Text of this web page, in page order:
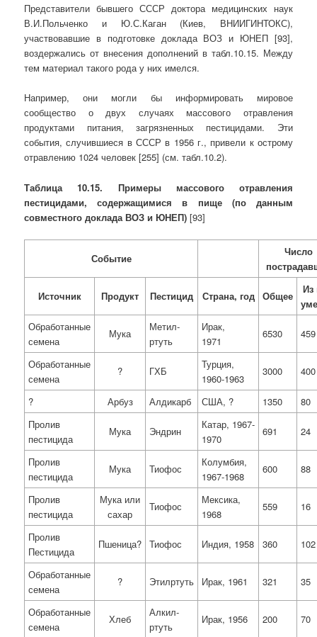
Представители бывшего СССР доктора медицинских наук
В.И.Польченко и Ю.С.Каган (Киев, ВНИИГИНТОКС),
участвовавшие в подготовке доклада ВОЗ и ЮНЕП [93],
воздержались от внесения дополнений в табл.10.15. Между
тем материал такого рода у них имелся.
Например, они могли бы информировать мировое
сообщество о двух случаях массового отравления
продуктами питания, загрязненных пестицидами. Эти
события, случившиеся в СССР в 1956 г., привели к острому
отравлению 1024 человек [255] (см. табл.10.2).
Таблица 10.15. Примеры массового отравления
пестицидами, содержащимися в пище (по данным
совместного доклада ВОЗ и ЮНЕП) [93]
Событие
Число
Источник Продукт Пестицид Страна, год Общее
Из
Обработанные
семена
Мука
Метил­
ртуть
Ирак,
1971
6530 459
Обработанные
семена
? ГХБ
Турция,
1960-1963
3000 400
? Арбуз Алдикарб США, ? 1350
80
Пролив
пестицида
Мука Эндрин
Катар, 1967-
1970
691 24
Пролив
пестицида
Мука Тиофос
Колумбия,
1967-1968
600 88
Пролив
пестицида
Мука или
сахар
Тиофос
Мексика,
1968
559 16
Пролив
Пестицида
Пшеница? Тиофос Индия, 1958 360 102
Обработанные
семена
? Этилртуть Ирак, 1961 321 35
Обработанные
семена
Хлеб
Алкил­
ртуть
Ирак, 1956 200 70